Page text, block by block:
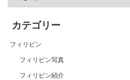
カテゴリー
フィリピン
フィリピン写真
フィリピン紹介